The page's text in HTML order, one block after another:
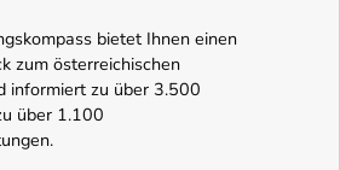
bietet Ihnen einen
zum österreichischen
informiert zu über 3.500
über 1.100